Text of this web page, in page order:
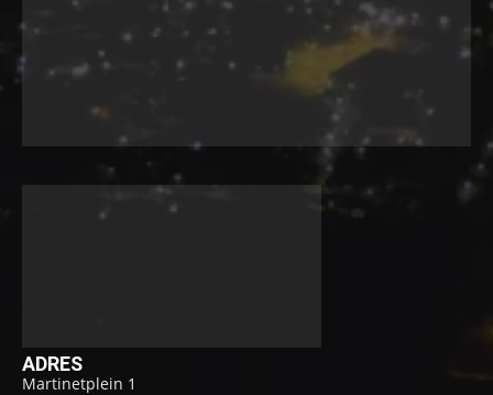
ADRES
Martinetplein 1